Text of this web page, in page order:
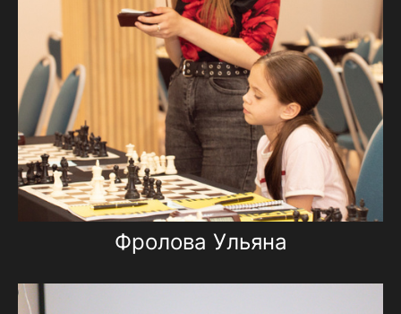
Фролова Ульяна